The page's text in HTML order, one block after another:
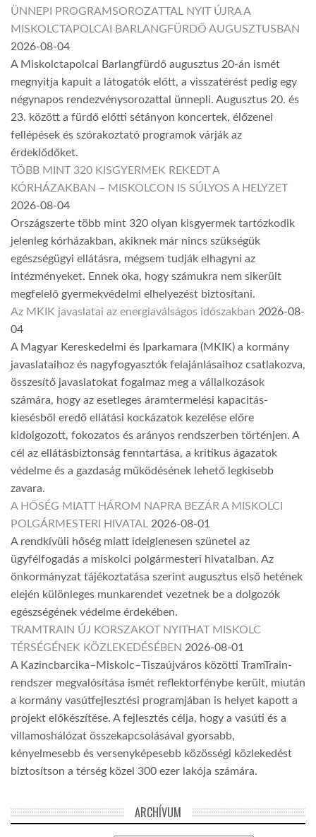
ÜNNEPI PROGRAMSOROZATTAL NYIT ÚJRA A
MISKOLCTAPOLCAI BARLANGFÜRDŐ AUGUSZTUSBAN
2026-08-04
A Miskolctapolcai Barlangfürdő augusztus 20-án ismét
megnyitja kapuit a látogatók előtt, a visszatérést pedig egy
négynapos rendezvénysorozattal ünnepli. Augusztus 20. és
23. között a fürdő előtti sétányon koncertek, élőzenei
fellépések és szórakoztató programok várják az
érdeklődőket.
TÖBB MINT 320 KISGYERMEK REKEDT A
KÓRHÁZAKBAN – MISKOLCON IS SÚLYOS A HELYZET
2026-08-04
Országszerte több mint 320 olyan kisgyermek tartózkodik
jelenleg kórházakban, akiknek már nincs szükségük
egészségügyi ellátásra, mégsem tudják elhagyni az
intézményeket. Ennek oka, hogy számukra nem sikerült
megfelelő gyermekvédelmi elhelyezést biztosítani.
Az MKIK javaslatai az energiaválságos időszakban 2026-08-
04
A Magyar Kereskedelmi és Iparkamara (MKIK) a kormány
javaslataihoz és nagyfogyasztók felajánlásaihoz csatlakozva,
összesítő javaslatokat fogalmaz meg a vállalkozások
számára, hogy az esetleges áramtermelési kapacitás-
kiesésből eredő ellátási kockázatok kezelése előre
kidolgozott, fokozatos és arányos rendszerben történjen. A
cél az ellátásbiztonság fenntartása, a kritikus ágazatok
védelme és a gazdaság működésének lehető legkisebb
zavara.
A HŐSÉG MIATT HÁROM NAPRA BEZÁR A MISKOLCI
POLGÁRMESTERI HIVATAL 2026-08-01
A rendkívüli hőség miatt ideiglenesen szünetel az
ügyfélfogadás a miskolci polgármesteri hivatalban. Az
önkormányzat tájékoztatása szerint augusztus első hetének
elején különleges munkarendet vezetnek be a dolgozók
egészségének védelme érdekében.
TRAMTRAIN ÚJ KORSZAKOT NYITHAT MISKOLC
TÉRSÉGÉNEK KÖZLEKEDÉSÉBEN 2026-08-01
A Kazincbarcika–Miskolc–Tiszaújváros közötti TramTrain-
rendszer megvalósítása ismét reflektorfénybe került, miután
a kormány vasútfejlesztési programjában is helyet kapott a
projekt előkészítése. A fejlesztés célja, hogy a vasúti és a
villamoshálózat összekapcsolásával gyorsabb,
kényelmesebb és versenyképesebb közösségi közlekedést
biztosítson a térség közel 300 ezer lakója számára.
ARCHÍVUM